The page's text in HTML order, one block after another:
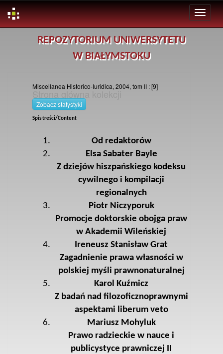
REPOZYTORIUM UNIWERSYTETU
W BIAŁYMSTOKU
Miscellanea Historico-Iuridica, 2004, tom II : [9]
Strona glówna kolekcji
Zobacz statystyki
Spis treści/Content
Od redaktorów
Elsa Sabater Bayle
Z dziejów hiszpańskiego kodeksu
cywilnego i kompilacji
regionalnych
Piotr Niczyporuk
Promocje doktorskie obojga praw
w Akademii Wileńskiej
Ireneusz Stanisław Grat
Zagadnienie prawa własności w
polskiej myśli prawnonaturalnej
Karol Kuźmicz
Z badań nad filozoficznoprawnymi
aspektami liberum veto
Mariusz Mohyluk
Prawo radzieckie w nauce i
publicystyce prawniczej II